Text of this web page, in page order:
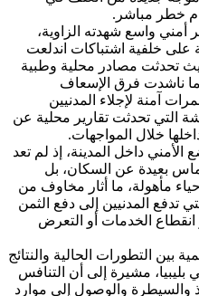
خطر مباشر.
أمني واسع شهدته الزاوية،
على خلفية اشتباكات اندلعت
تحدثت مصادر محلية وطبية
ناشدت فرق الإسعاف
آمنة لإجلاء المدنيين
التي تحدثت تقارير محلية عن
خلال المواجهات.
داخل المدينة، إذ لم تعد
بعيدة عن السكان، بل
مأهولة، ما أثار مخاوف من
تدفع المدنيين إلى دفع الثمن
انقطاع الخدمات أو التعرض
بين التطورات الحالية والنتائج
بليبيا، مشيرة إلى أن التنافس
والسيطرة والوصول إلى موارد